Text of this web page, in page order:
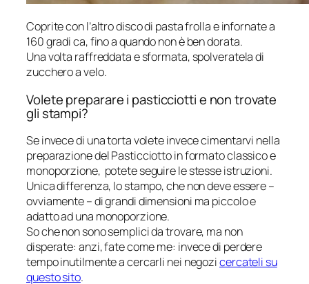
Coprite con l’altro disco di pasta frolla e infornate a
160 gradi ca, fino a quando non è ben dorata.
Una volta raffreddata e sformata, spolveratela di
zucchero a velo.
Volete preparare i pasticciotti e non trovate
gli stampi?
Se invece di una torta volete invece cimentarvi nella
preparazione del Pasticciotto in formato classico e
monoporzione, potete seguire le stesse istruzioni.
Unica differenza, lo stampo, che non deve essere –
ovviamente – di grandi dimensioni ma piccolo e
adatto ad una monoporzione.
So che non sono semplici da trovare, ma non
disperate: anzi, fate come me: invece di perdere
tempo inutilmente a cercarli nei negozicercateli su
questo sito.